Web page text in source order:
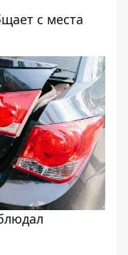
с места